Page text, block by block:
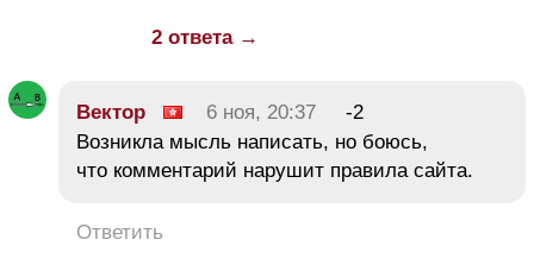
2 ответа →
Вектор 6 ноя, 20:37
-2
Возникла мысль написать, но боюсь,
что комментарий нарушит правила сайта.
Ответить